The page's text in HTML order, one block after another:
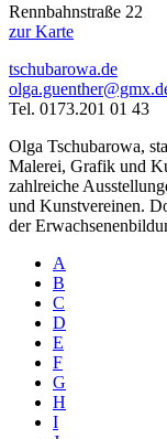
Rennbahnstraße 22
zur Karte
tschubarowa.de
Tel. 0173.201 01 43
Olga Tschubarowa,
Malerei, Grafik und
zahlreiche
und Kunstvereinen.
der
A
B
C
D
E
F
G
H
I